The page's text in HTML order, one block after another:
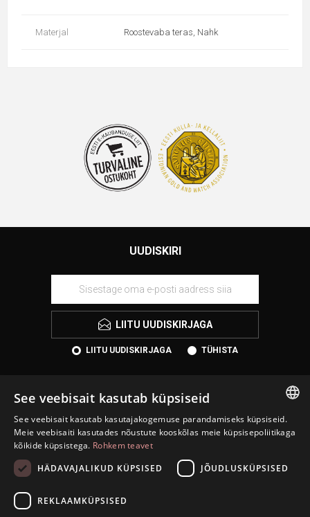
Materjal Roostevaba teras, Nahk
UUDISKIRI
LIITU UUDISKIRJAGA
LIITU UUDISKIRJAGA TÜHISTA
KONTAKT
INFORMATSIOON
ESTONIAN
See veebisait kasutab küpsiseid
See veebisait kasutab kasutajakogemuse parandamiseks küpsiseid.
Meie veebisaiti kasutades nõustute kooskõlas meie küpsisepoliitikaga
kõikide küpsistega. Rohkem teavet
HÄDAVAJALIKUD KÜPSISED
JÕUDLUSKÜPSISED
REKLAAMKÜPSISED